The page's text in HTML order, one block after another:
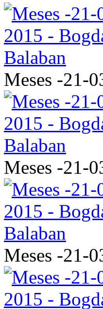
Meses -21-
Meses -21-
Meses -21-